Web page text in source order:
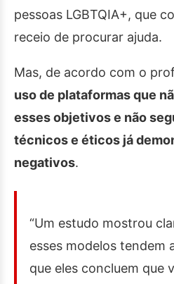
pessoas LGBTQIA+, que
receio de procurar ajuda.
Mas, de acordo com o
uso de plataformas que
esses objetivos e não
técnicos e éticos já
negativos.
“Um estudo mostrou
esses modelos tendem
que eles concluem que